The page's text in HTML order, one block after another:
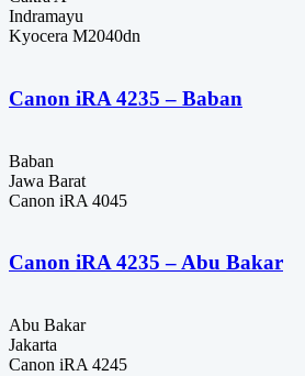
Indramayu
Kyocera M2040dn
Canon iRA 4235 – Baban
Baban
Jawa Barat
Canon iRA 4045
Canon iRA 4235 – Abu Bakar
Abu Bakar
Jakarta
Canon iRA 4245